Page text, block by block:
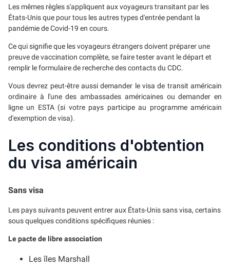
Les mêmes règles s'appliquent aux voyageurs transitant par les
États-Unis que pour tous les autres types d'entrée pendant la
pandémie de Covid-19 en cours.
Ce qui signifie que les voyageurs étrangers doivent préparer une
preuve de vaccination complète, se faire tester avant le départ et
remplir le formulaire de recherche des contacts du CDC.
Vous devrez peut-être aussi demander le visa de transit américain
ordinaire à l'une des ambassades américaines ou demander en
ligne un ESTA (si votre pays participe au programme américain
d'exemption de visa).
Les conditions d'obtention
du visa américain
Sans visa
Les pays suivants peuvent entrer aux États-Unis sans visa, certains
sous quelques conditions spécifiques réunies :
Le pacte de libre association
Les îles Marshall